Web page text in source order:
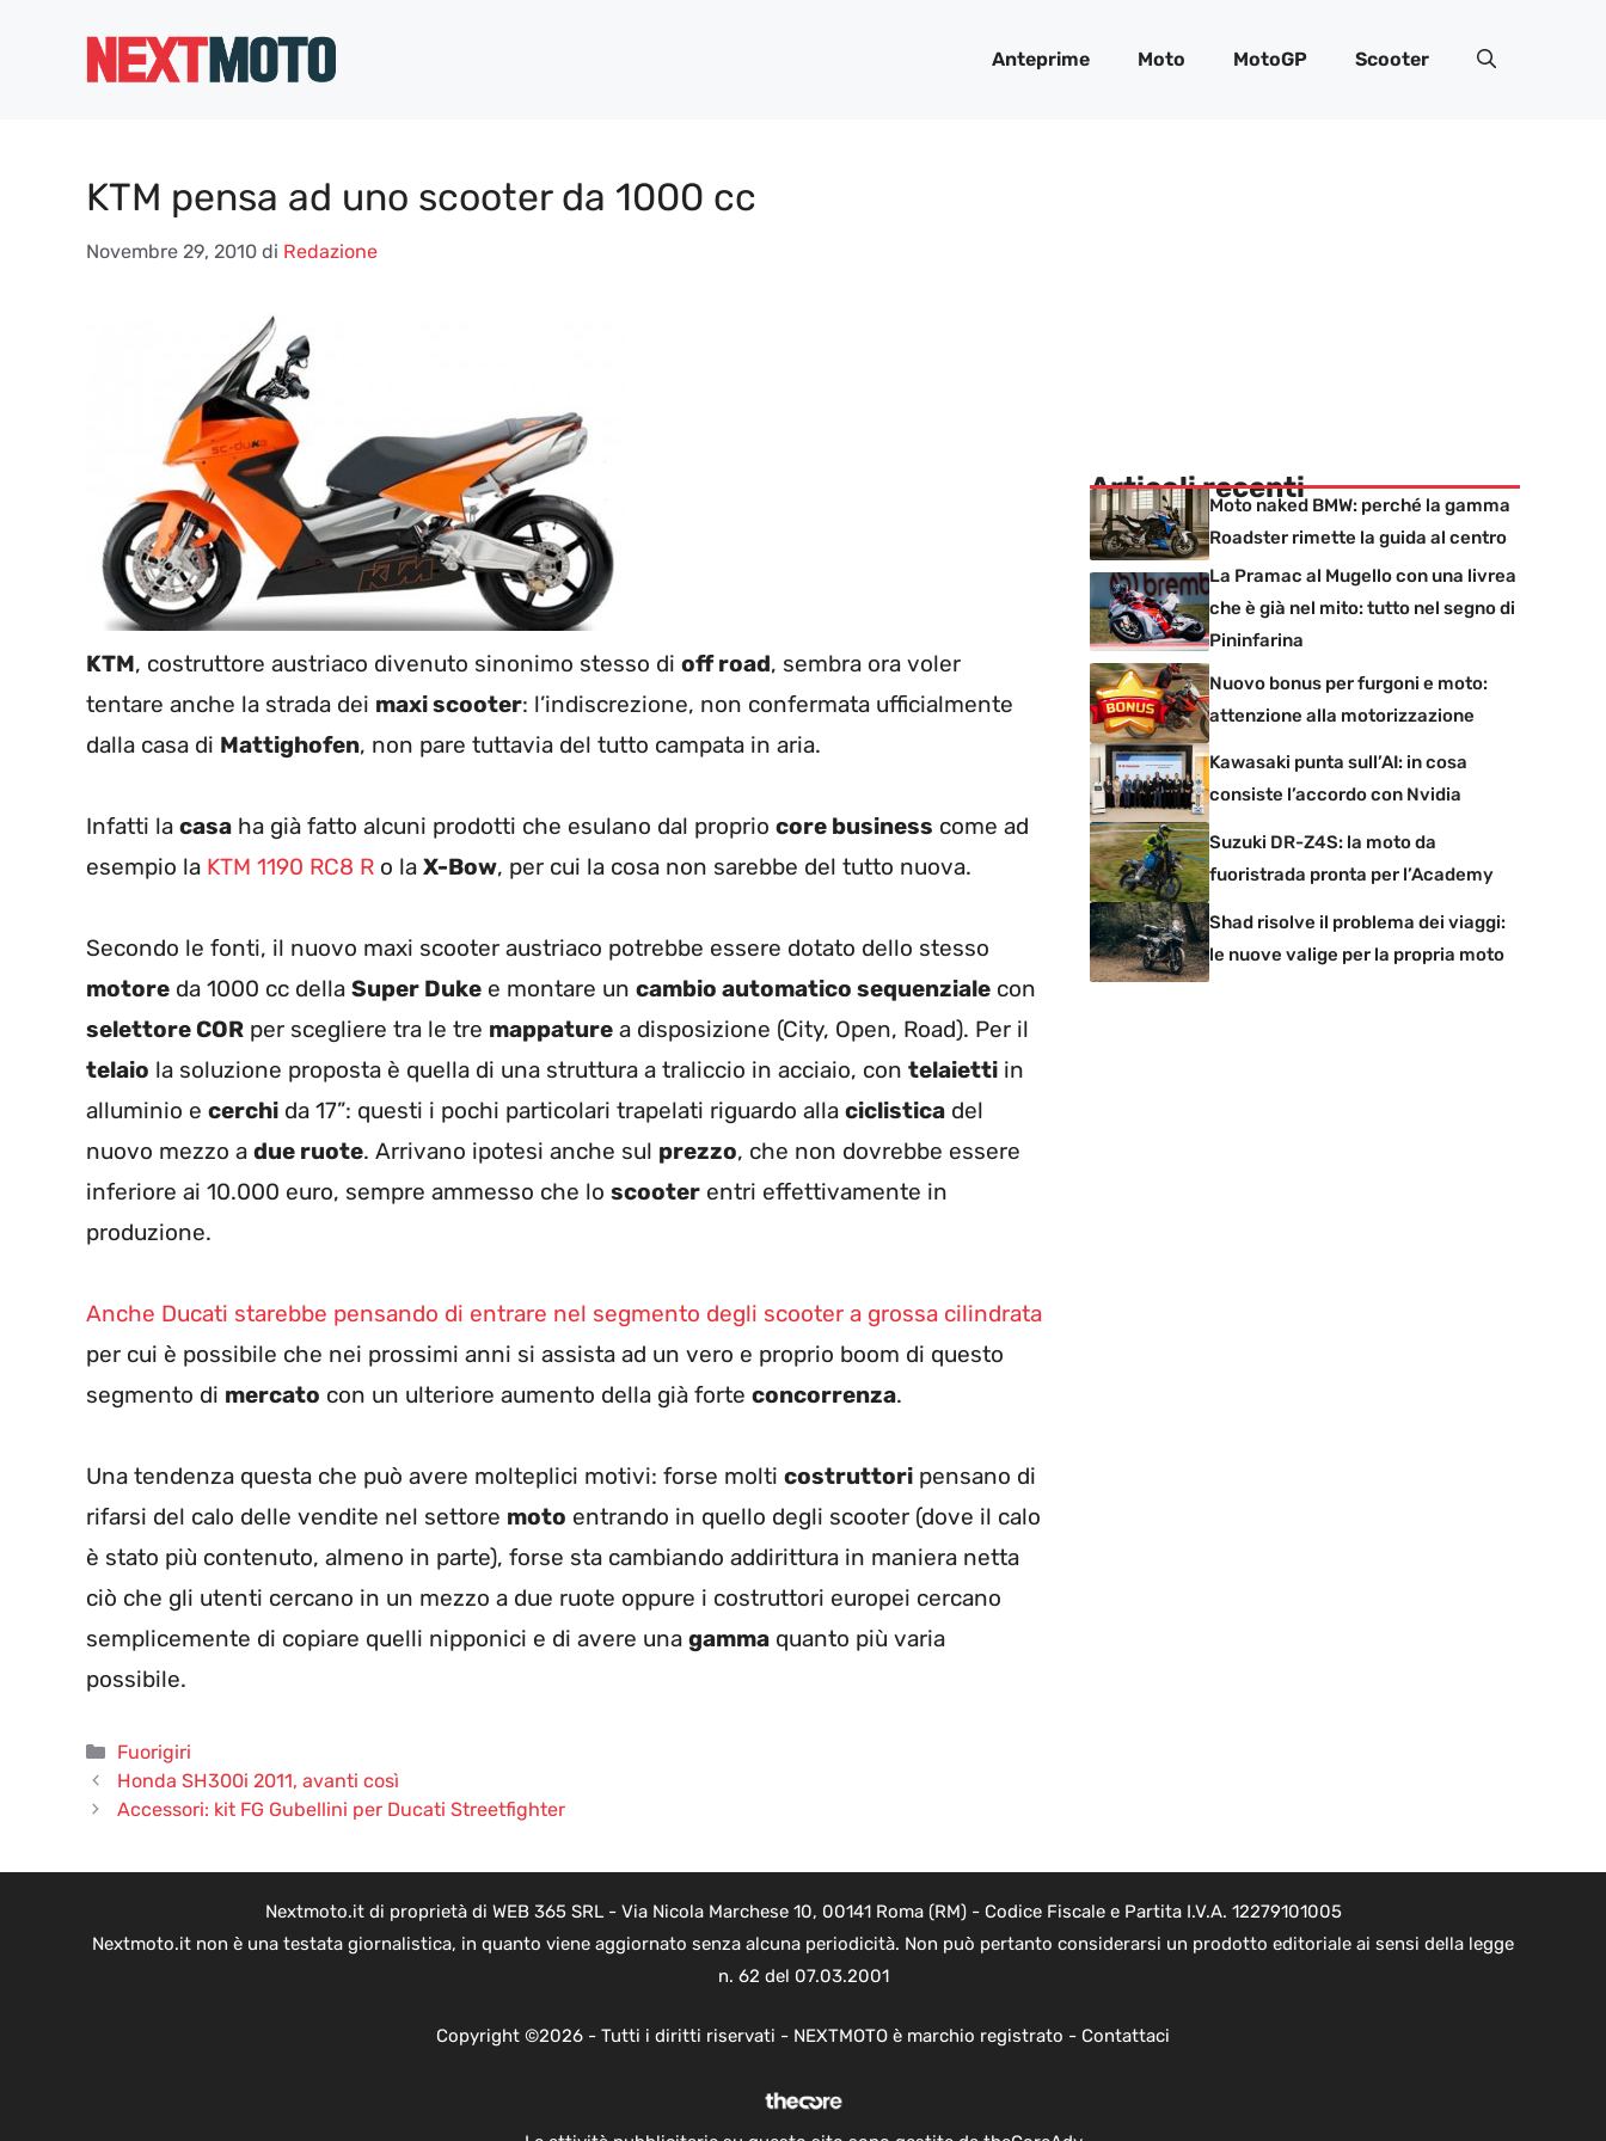
Anteprime Moto MotoGP Scooter
KTM pensa ad uno scooter da 1000 cc
Novembre 29, 2010 di Redazione
KTM, costruttore austriaco divenuto sinonimo stesso di off road, sembra ora voler
tentare anche la strada dei maxi scooter: l’indiscrezione, non confermata ufficialmente
dalla casa di Mattighofen, non pare tuttavia del tutto campata in aria.
Infatti la casa ha già fatto alcuni prodotti che esulano dal proprio core business come ad
esempio la KTM 1190 RC8 R o la X-Bow, per cui la cosa non sarebbe del tutto nuova.
Secondo le fonti, il nuovo maxi scooter austriaco potrebbe essere dotato dello stesso
motore da 1000 cc della Super Duke e montare un cambio automatico sequenziale con
selettore COR per scegliere tra le tre mappature a disposizione (City, Open, Road). Per il
telaio la soluzione proposta è quella di una struttura a traliccio in acciaio, con telaietti in
alluminio e cerchi da 17”: questi i pochi particolari trapelati riguardo alla ciclistica del
nuovo mezzo a due ruote. Arrivano ipotesi anche sul prezzo, che non dovrebbe essere
inferiore ai 10.000 euro, sempre ammesso che lo scooter entri effettivamente in
produzione.
Anche Ducati starebbe pensando di entrare nel segmento degli scooter a grossa cilindrata
per cui è possibile che nei prossimi anni si assista ad un vero e proprio boom di questo
segmento di mercato con un ulteriore aumento della già forte concorrenza.
Una tendenza questa che può avere molteplici motivi: forse molti costruttori pensano di
rifarsi del calo delle vendite nel settore moto entrando in quello degli scooter (dove il calo
è stato più contenuto, almeno in parte), forse sta cambiando addirittura in maniera netta
ciò che gli utenti cercano in un mezzo a due ruote oppure i costruttori europei cercano
semplicemente di copiare quelli nipponici e di avere una gamma quanto più varia
possibile.
Categorie
Fuorigiri
Honda SH300i 2011, avanti così
Accessori: kit FG Gubellini per Ducati Streetfighter
Articoli recenti
Moto naked BMW: perché la gamma
Roadster rimette la guida al centro
La Pramac al Mugello con una livrea
che è già nel mito: tutto nel segno di
Pininfarina
Nuovo bonus per furgoni e moto:
attenzione alla motorizzazione
Kawasaki punta sull’AI: in cosa
consiste l’accordo con Nvidia
Suzuki DR-Z4S: la moto da
fuoristrada pronta per l’Academy
Shad risolve il problema dei viaggi:
le nuove valige per la propria moto
Nextmoto.it di proprietà di WEB 365 SRL - Via Nicola Marchese 10, 00141 Roma (RM) - Codice Fiscale e Partita I.V.A. 12279101005
Nextmoto.it non è una testata giornalistica, in quanto viene aggiornato senza alcuna periodicità. Non può pertanto considerarsi un prodotto editoriale ai sensi della legge
n. 62 del 07.03.2001
Copyright ©2026 - Tutti i diritti riservati - NEXTMOTO è marchio registrato - Contattaci